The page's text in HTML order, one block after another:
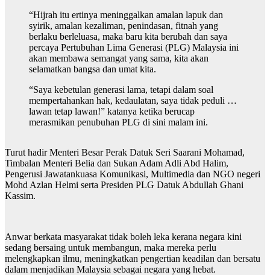
“Hijrah itu ertinya meninggalkan amalan lapuk dan
syirik, amalan kezaliman, penindasan, fitnah yang
berlaku berleluasa, maka baru kita berubah dan saya
percaya Pertubuhan Lima Generasi (PLG) Malaysia ini
akan membawa semangat yang sama, kita akan
selamatkan bangsa dan umat kita.
“Saya kebetulan generasi lama, tetapi dalam soal
mempertahankan hak, kedaulatan, saya tidak peduli …
lawan tetap lawan!” katanya ketika berucap
merasmikan penubuhan PLG di sini malam ini.
Turut hadir Menteri Besar Perak Datuk Seri Saarani Mohamad,
Timbalan Menteri Belia dan Sukan Adam Adli Abd Halim,
Pengerusi Jawatankuasa Komunikasi, Multimedia dan NGO negeri
Mohd Azlan Helmi serta Presiden PLG Datuk Abdullah Ghani
Kassim.
Anwar berkata masyarakat tidak boleh leka kerana negara kini
sedang bersaing untuk membangun, maka mereka perlu
melengkapkan ilmu, meningkatkan pengertian keadilan dan bersatu
dalam menjadikan Malaysia sebagai negara yang hebat.